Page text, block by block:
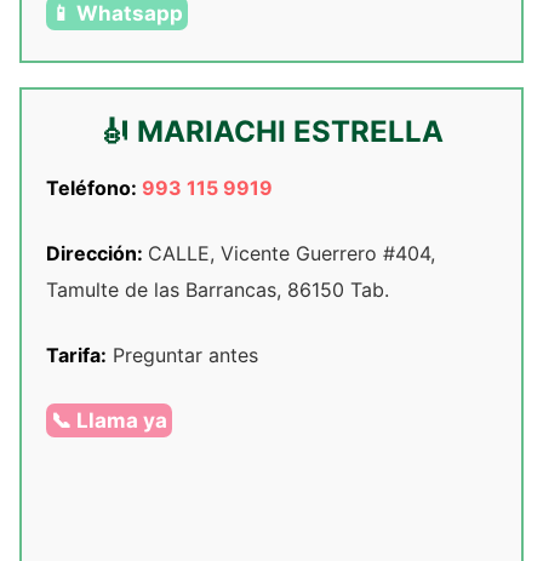
📱 Whatsapp
🎻 MARIACHI ESTRELLA
Teléfono: 993 115 9919
Dirección: CALLE, Vicente Guerrero #404,
Tamulte de las Barrancas, 86150 Tab.
Tarifa: Preguntar antes
📞 Llama ya